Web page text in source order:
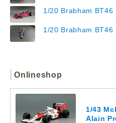
1/20 Brabham BT46
1/20 Brabham BT46
Onlineshop
1/43
Alain